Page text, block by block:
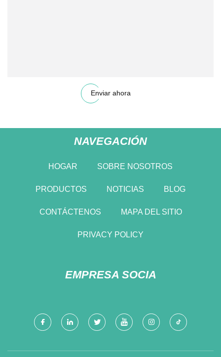
Enviar ahora
NAVEGACIÓN
HOGAR SOBRE NOSOTROS
PRODUCTOS NOTICIAS BLOG
CONTÁCTENOS MAPA DEL SITIO
PRIVACY POLICY
EMPRESA SOCIA